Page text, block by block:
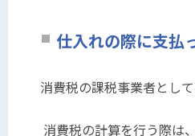
仕入れの際に支払
消費税の課税事業者とし
消費税の計算を行う際は